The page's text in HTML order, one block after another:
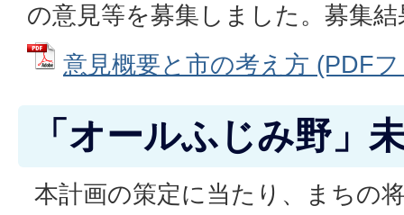
の意見等を募集しました。募集
意見概要と市の考え方 (PDF
「オールふじみ野」
本計画の策定に当たり、まちの